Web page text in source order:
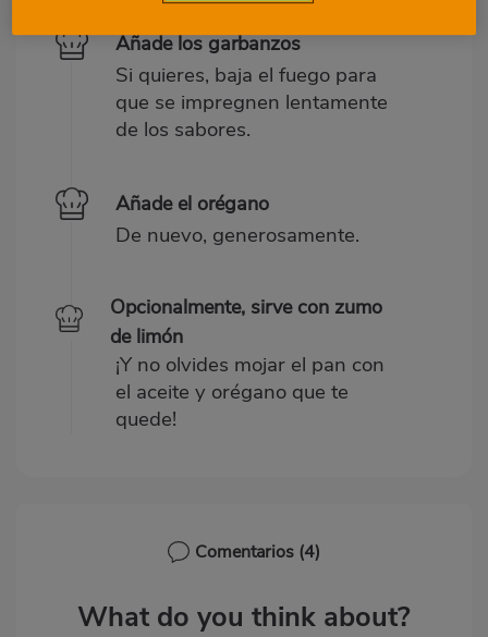
Añade los garbanzos
Si quieres, baja el fuego para
que se impregnen lentamente
de los sabores.
Añade el orégano
De nuevo, generosamente.
Opcionalmente, sirve con zumo
de limón
¡Y no olvides mojar el pan con
el aceite y orégano que te
quede!
Comentarios (4)
What do you think about?